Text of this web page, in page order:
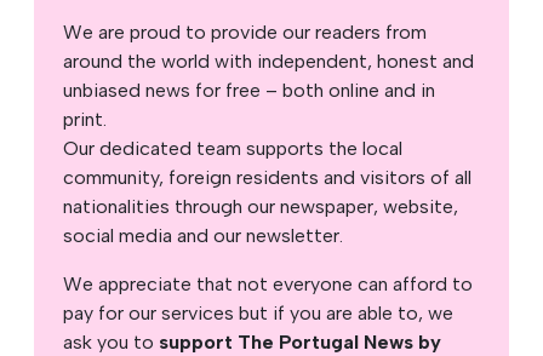
We are proud to provide our readers from
around the world with independent, honest and
unbiased news for free – both online and in
print.
Our dedicated team supports the local
community, foreign residents and visitors of all
nationalities through our newspaper, website,
social media and our newsletter.
We appreciate that not everyone can afford to
pay for our services but if you are able to, we
ask you to support The Portugal News by